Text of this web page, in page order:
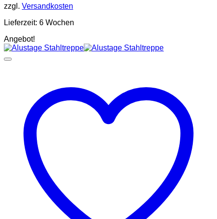
zzgl. Versandkosten
Lieferzeit: 6 Wochen
Angebot!